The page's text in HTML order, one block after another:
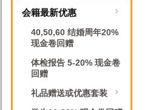
会籍最新优惠
40,50,60 结婚周年20%
现金卷回赠
体检报告 5-20% 现金卷
回赠
礼品赠送或优惠套装